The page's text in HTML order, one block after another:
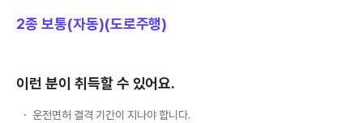
2종 보통(자동)(도로주행)
이런 분이 취득할 수 있어요.
운전면허 결격 기간이 지나야 합니다.